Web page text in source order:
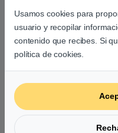
Aún no hay
Preguntas y
usuarios
Usamos cookies para
usuario y recopilar
contenido que recibes. Si
política de cookies.